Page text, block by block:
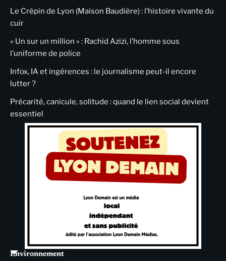
Le Crépin de Lyon (Maison Baudière) : l’histoire vivante du
cuir
« Un sur un million » : Rachid Azizi, l’homme sous
l’uniforme de police
Infox, IA et ingérences : le journalisme peut-il encore
lutter ?
Précarité, canicule, solitude : quand le lien social devient
essentiel
Environnement